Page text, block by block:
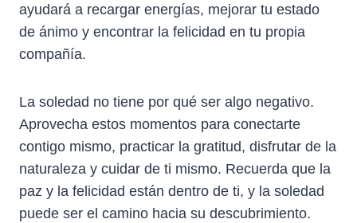
ayudará a recargar energías, mejorar tu estado
de ánimo y encontrar la felicidad en tu propia
compañía.
La soledad no tiene por qué ser algo negativo.
Aprovecha estos momentos para conectarte
contigo mismo, practicar la gratitud, disfrutar de la
naturaleza y cuidar de ti mismo. Recuerda que la
paz y la felicidad están dentro de ti, y la soledad
puede ser el camino hacia su descubrimiento.